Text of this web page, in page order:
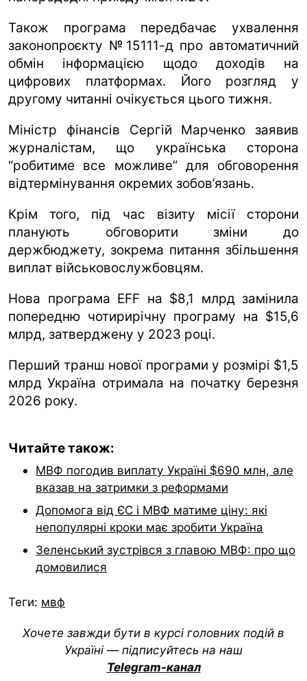
Також програма передбачає ухвалення
законопроєкту №15111-д про автоматичний
обмін інформацією щодо доходів на
цифрових платформах. Його розгляд у
другому читанні очікується цього тижня.
Міністр фінансів Сергій Марченко заявив
журналістам, що українська сторона
“робитиме все можливе” для обговорення
відтермінування окремих зобов’язань.
Крім того, під час візиту місії сторони
планують обговорити зміни до
держбюджету, зокрема питання збільшення
виплат військовослужбовцям.
Нова програма EFF на $8,1 млрд замінила
попередню чотирирічну програму на $15,6
млрд, затверджену у 2023 році.
Перший транш нової програми у розмірі $1,5
млрд Україна отримала на початку березня
2026 року.
Читайте також:
МВФ погодив виплату Україні $690 млн, але
вказав на затримки з реформами
Допомога від ЄС і МВФ матиме ціну: які
непопулярні кроки має зробити Україна
Зеленський зустрівся з главою МВФ: про що
домовилися
Теги: мвф
Хочете завжди бути в курсі головних подій в
Україні — підписуйтесь на наш
Telegram-канал